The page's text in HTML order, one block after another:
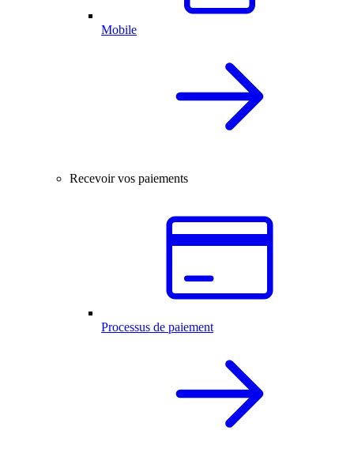
Mobile
Recevoir vos paiements
Processus de paiement